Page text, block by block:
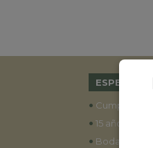
• Cumpleaños
• 15 años
• Bodas